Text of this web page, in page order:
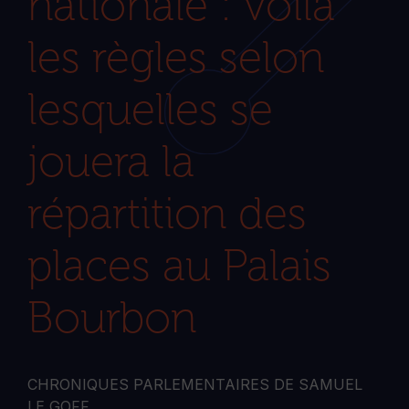
les règles selon
lesquelles se
jouera la
répartition des
places au Palais
Bourbon
CHRONIQUES PARLEMENTAIRES DE SAMUEL